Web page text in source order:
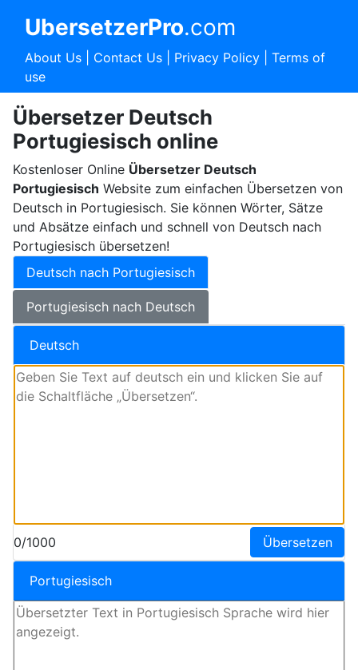
UbersetzerPro.com
About Us| Contact Us| Privacy Policy| Terms of
use
Übersetzer Deutsch
Portugiesisch online
Kostenloser Online Übersetzer Deutsch
Portugiesisch Website zum einfachen Übersetzen von
Deutsch in Portugiesisch. Sie können Wörter, Sätze
und Absätze einfach und schnell von Deutsch nach
Portugiesisch übersetzen!
Deutsch nach Portugiesisch
Portugiesisch nach Deutsch
Deutsch
0/1000 Übersetzen
Portugiesisch